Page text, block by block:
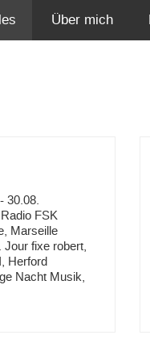
Über mich
30.08.
FSK
Marseille
Jour fixe robert,
Herford
Nacht Musik,